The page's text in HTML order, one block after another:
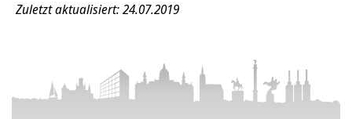
Zuletzt aktualisiert: 24.07.2019